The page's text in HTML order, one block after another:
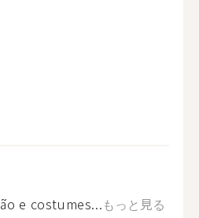
e costumes...もっと見る